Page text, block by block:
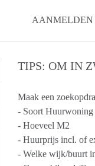
AANMELDEN
TIPS: OM IN
Maak een
- Soort Huurwoning
- Hoeveel M2
- Huurprijs incl. of
- Welke wijk/buurt